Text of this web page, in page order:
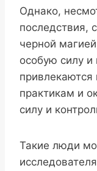
Однако,
последствия,
черной
особую силу
привлекаются
практикам и
силу и
Такие люди